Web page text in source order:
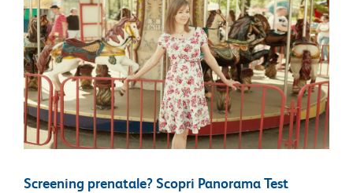
Screening prenatale? Scopri Panorama Test